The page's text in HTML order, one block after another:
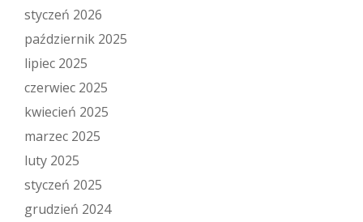
styczeń 2026
październik 2025
lipiec 2025
czerwiec 2025
kwiecień 2025
marzec 2025
luty 2025
styczeń 2025
grudzień 2024